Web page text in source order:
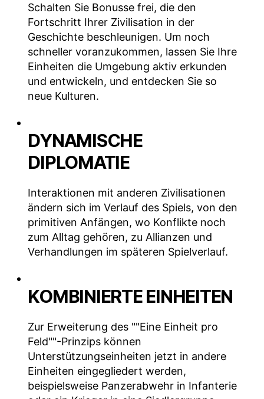
Schalten Sie Bonusse frei, die den
Fortschritt Ihrer Zivilisation in der
Geschichte beschleunigen. Um noch
schneller voranzukommen, lassen Sie Ihre
Einheiten die Umgebung aktiv erkunden
und entwickeln, und entdecken Sie so
neue Kulturen.
DYNAMISCHE
DIPLOMATIE
Interaktionen mit anderen Zivilisationen
ändern sich im Verlauf des Spiels, von den
primitiven Anfängen, wo Konflikte noch
zum Alltag gehören, zu Allianzen und
Verhandlungen im späteren Spielverlauf.
KOMBINIERTE EINHEITEN
Zur Erweiterung des ""Eine Einheit pro
Feld""-Prinzips können
Unterstützungseinheiten jetzt in andere
Einheiten eingegliedert werden,
beispielsweise Panzerabwehr in Infanterie